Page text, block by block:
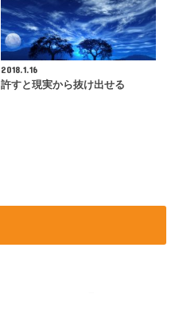
2018.1.16
許すと現実から抜け出せる